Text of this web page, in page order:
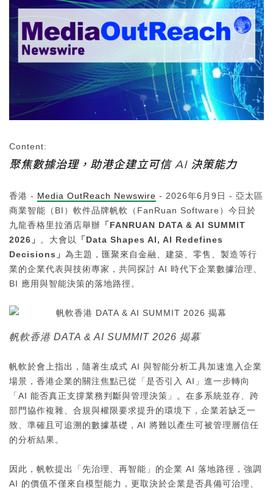
Content:
聚焦數據治理，助港企建立可信 AI 決策能力
香港 - Media OutReach Newswire - 2026年6月9日 - 亞太區
商業智能（BI）軟件品牌帆軟（FanRuan Software）今日於
九龍香格里拉酒店舉辦 「FANRUAN DATA & AI SUMMIT
2026」
。大會以 「Data Shapes AI, AI Redefines
Decisions 」 為主題，匯聚來自金融、建築、零售、製造等行
業的企業代表與技術專家，共同探討 AI 時代下企業數據治理、
BI 應用與智能決策的落地路徑。
帆軟香港 DATA & AI SUMMIT 2026 揭幕
帆軟於會上指出，隨著生成式 AI 與智能分析工具加速進入企業
場景，香港企業的關注焦點已從「是否引入 AI」進一步轉向
「AI 能否真正支撐業務判斷與管理決策」。在多系統並存、跨
部門協作複雜、合規與權限要求提升的環境下，企業若缺乏一
致、準確且可追溯的數據基礎，AI 將難以產生可被管理層信任
的分析結果。
因此，帆軟提出「先治理、再智能」的企業 AI 落地路徑，強調
AI 的價值不僅來自模型能力，更取決於企業是否具備可治理、